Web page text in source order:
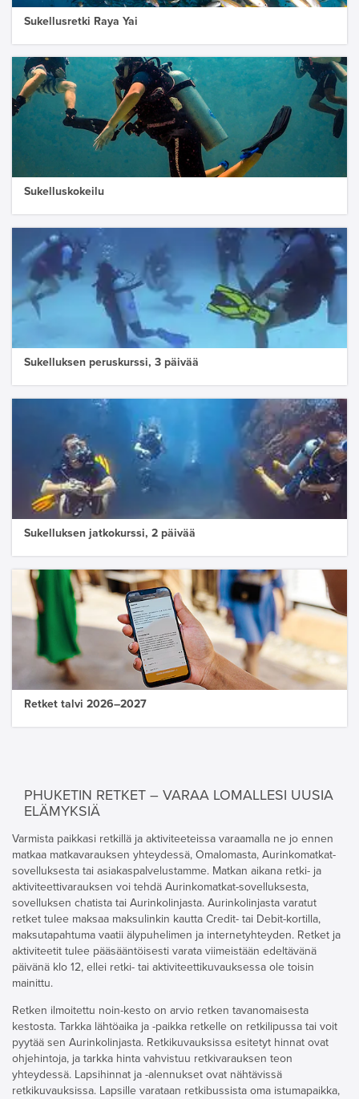
Sukellusretki Raya Yai
Sukelluskokeilu
Sukelluksen peruskurssi, 3 päivää
Sukelluksen jatkokurssi, 2 päivää
Retket talvi 2026–2027
PHUKETIN RETKET – VARAA LOMALLESI UUSIA
ELÄMYKSIÄ
Varmista paikkasi retkillä ja aktiviteeteissa varaamalla ne jo ennen
matkaa matkavarauksen yhteydessä, Omalomasta, Aurinkomatkat-
sovelluksesta tai asiakaspalvelustamme. Matkan aikana retki- ja
aktiviteettivarauksen voi tehdä Aurinkomatkat-sovelluksesta,
sovelluksen chatista tai Aurinkolinjasta. Aurinkolinjasta varatut
retket tulee maksaa maksulinkin kautta Credit- tai Debit-kortilla,
maksutapahtuma vaatii älypuhelimen ja internetyhteyden. Retket ja
aktiviteetit tulee pääsääntöisesti varata viimeistään edeltävänä
päivänä klo 12, ellei retki- tai aktiviteettikuvauksessa ole toisin
mainittu.
Retken ilmoitettu noin-kesto on arvio retken tavanomaisesta
kestosta. Tarkka lähtöaika ja -paikka retkelle on retkilipussa tai voit
pyytää sen Aurinkolinjasta. Retkikuvauksissa esitetyt hinnat ovat
ohjehintoja, ja tarkka hinta vahvistuu retkivarauksen teon
yhteydessä. Lapsihinnat ja -alennukset ovat nähtävissä
retkikuvauksissa. Lapsille varataan retkibussista oma istumapaikka,